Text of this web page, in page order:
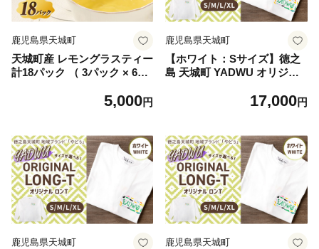
鹿児島県天城町
天城町産 レモングラスティー
計18パック （ 3パック × 6袋
あしびなぁ】 お茶 ティーパ
5,000円
鹿児島県天城町
【ホワイト：Sサイズ】徳之
島 天城町 YADWU オリジナ
ゥー 1枚 ロンT ロングスリー
17,000円
鹿児島県天城町 鹿児島県天城町